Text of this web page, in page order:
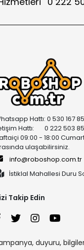
Hattı: 0 530 167
Hattı: 0 222 503
09:00 - 18:00
ulaşabilirsiniz.
info@roboshop.com.tr
İstiklal Mahallesi Duru
Takip Edin
duyuru,